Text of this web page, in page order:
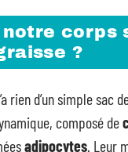
notre corps
?
rien d’un simple sac
composé de
adipocytes . Leur